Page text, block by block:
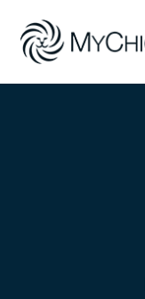
contenuto